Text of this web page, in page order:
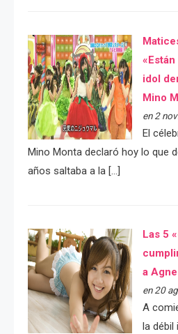
idol
Mino
en 2
El
Mino Monta declaró hoy lo que
años saltaba a la […]
Las 5
a
en 20
A
la